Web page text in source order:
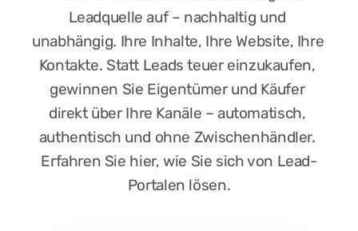
Termin buchen
Termin buchen
*****
Das tägliche Social-Media-Dilemma
Wer nur postet, wenn
Zeit ist, verschenkt
Leadquelle auf – nachhaltig und
unabhängig. Ihre Inhalte, Ihre Website, Ihre
Kontakte. Statt Leads teuer einzukaufen,
gewinnen Sie Eigentümer und Käufer
direkt über Ihre Kanäle – automatisch,
Erfahren Sie hier, wie Sie sich von Lead-
Portalen lösen.